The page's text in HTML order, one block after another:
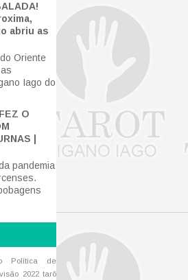
abriu as
Oriente
Iago do
O
|
pandemia
Política de
2022 tarô